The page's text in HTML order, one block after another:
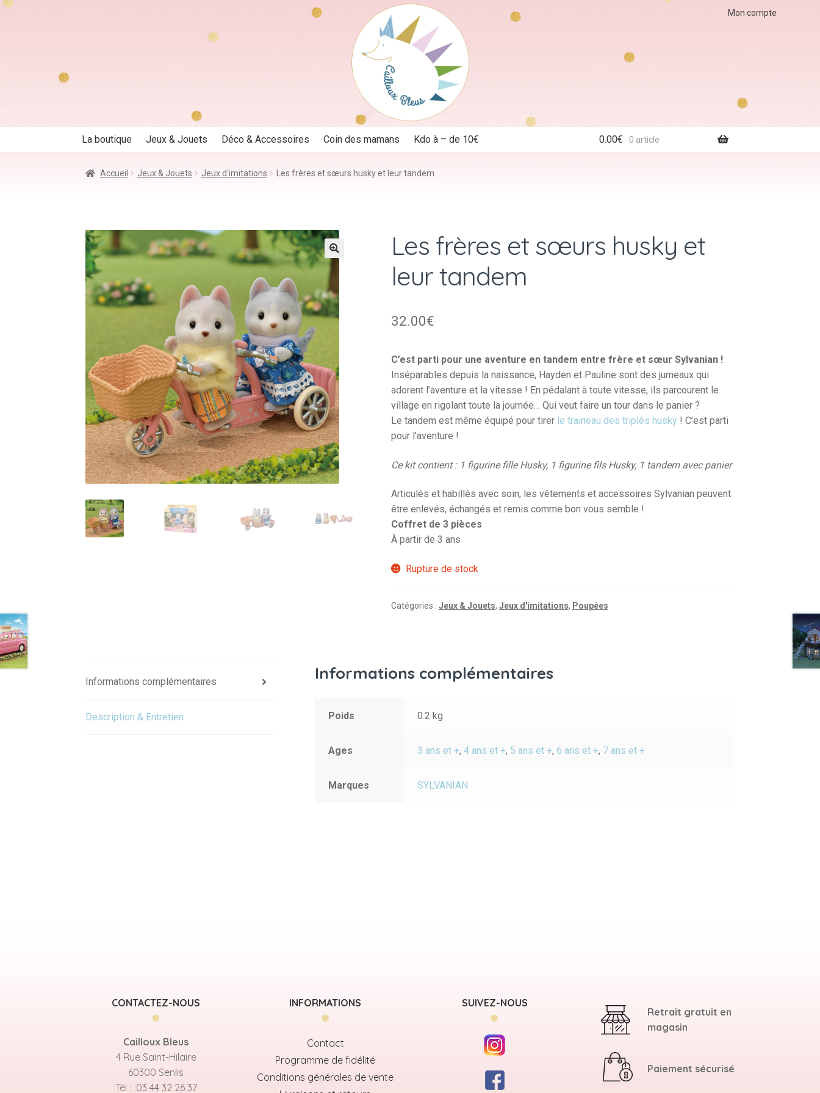
Mon compte
La boutique Jeux & Jouets Déco & Accessoires Coin des mamans Kdo à – de 10€ 0.00€ 0 article
Accueil Jeux & Jouets Jeux d'imitations Les frères et sœurs husky et leur tandem
Les frères et sœurs husky et
leur tandem
32.00€
C’est parti pour une aventure en tandem entre frère et sœur Sylvanian !
Inséparables depuis la naissance, Hayden et Pauline sont des jumeaux qui
adorent l’aventure et la vitesse ! En pédalant à toute vitesse, ils parcourent le
village en rigolant toute la journée… Qui veut faire un tour dans le panier ?
Le tandem est même équipé pour tirer le traineau des triplés husky ! C’est parti
pour l’aventure !
Ce kit contient : 1 figurine fille Husky, 1 figurine fils Husky, 1 tandem avec panier
Articulés et habillés avec soin, les vêtements et accessoires Sylvanian peuvent
être enlevés, échangés et remis comme bon vous semble !
Coffret de 3 pièces
À partir de 3 ans
Rupture de stock
Catégories : Jeux & Jouets, Jeux d'imitations, Poupées
Informations complémentaires
Description & Entretien
Informations complémentaires
Poids 0.2 kg
Ages 3 ans et +,4 ans et +, 5 ans et +,6 ans et +, 7 ans et +
Marques SYLVANIAN
CONTACTEZ-NOUS
Cailloux Bleus
4 Rue Saint-Hilaire
60300 Senlis
Tél : 03 44 32 26 37
INFORMATIONS
Contact
Programme de fidélité
Conditions générales de vente
SUIVEZ-NOUS
Retrait gratuit en
magasin
Paiement sécurisé